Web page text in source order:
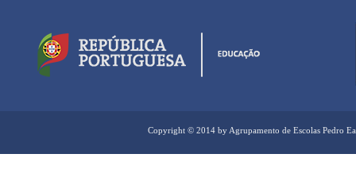
Copyright © 2014 by Agrupamento de Escolas Pedro